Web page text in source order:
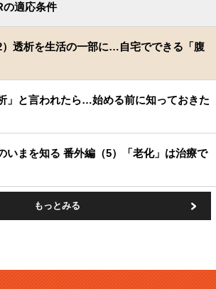
の適応条件
）透析を生活の一部に…自宅でできる「腹
」と言われたら…始める前に知っておきた
いまを知る 番外編（5）「老化」は治療で
もっとみる